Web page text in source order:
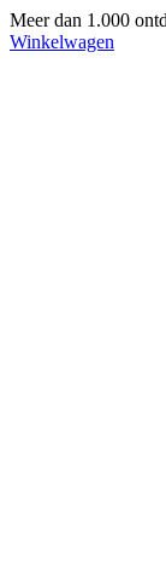
Meer dan 1.000
Winkelwagen